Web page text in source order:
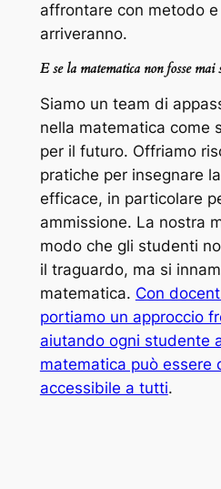
affrontare con metodo
arriveranno.
E se la matematica non fosse mai
Siamo un team di
nella matematica come
per il futuro. Offriamo
pratiche per insegnare
efficace, in particolare
ammissione. La nostra
modo che gli studenti
il traguardo, ma si
matematica. Con
portiamo un approccio
aiutando ogni studente
matematica può essere
accessibile a tutti.